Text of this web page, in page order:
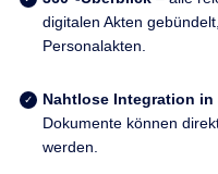
digitalen Akten
Personalakten.
Nahtlose Integration in
Dokumente können
werden.